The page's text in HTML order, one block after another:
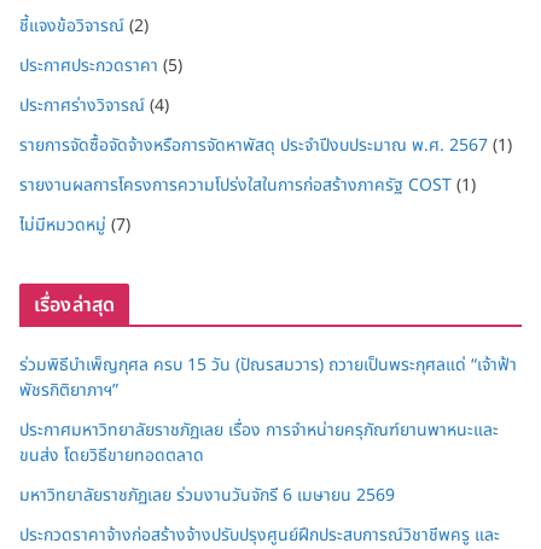
ชี้แจงข้อวิจารณ์(2)
ประกาศประกวดราคา (5)
ประกาศร่างวิจารณ์(4)
รายการจัดซื้อจัดจ้างหรือการจัดหาพัสดุ ประจำปีงบประมาณ พ.ศ. 2567(1)
รายงานผลการโครงการความโปร่งใสในการก่อสร้างภาครัฐ COST(1)
ไม่มีหมวดหมู่ (7)
เรื่องล่าสุด
ร่วมพิธีบำเพ็ญกุศล ครบ 15 วัน (ปัณรสมวาร) ถวายเป็นพระกุศลแด่ “เจ้าฟ้า
พัชรกิติยาภาฯ”
ประกาศมหาวิทยาลัยราชภัฏเลย เรื่อง การจำหน่ายครุภัณฑ์ยานพาหนะและ
ขนส่ง โดยวิธีขายทอดตลาด
มหาวิทยาลัยราชภัฏเลย ร่วมงานวันจักรี 6 เมษายน 2569
ประกวดราคาจ้างก่อสร้างจ้างปรับปรุงศูนย์ฝึกประสบการณ์วิชาชีพครู และ